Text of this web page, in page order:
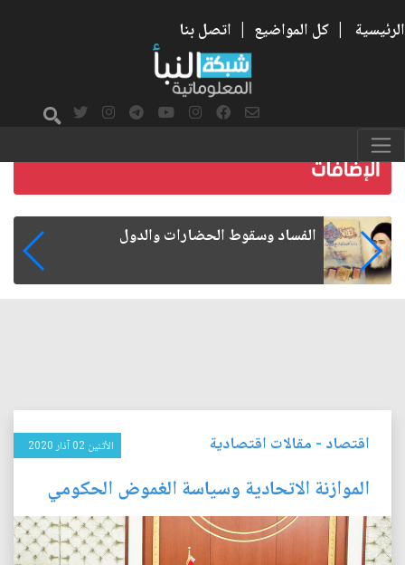
الرئيسية | كل المواضيع | اتصل بنا
رواتب الموظفين على صفيح ساخن
اقتصاد - مقالات اقتصادية الأثنين 02 آذار 2020
الموازنة الاتحادية وسياسة الغموض الحكومي